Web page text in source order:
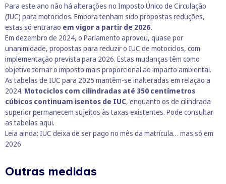
Para este ano não há alterações no Imposto Único de Circulação
(IUC) para motociclos. Embora tenham sido propostas reduções,
estas só entrarão em vigor a partir de 2026.
Em dezembro de 2024, o Parlamento aprovou, quase por
unanimidade, propostas para reduzir o IUC de motociclos, com
implementação prevista para 2026. Estas mudanças têm como
objetivo tornar o imposto mais proporcional ao impacto ambiental.
As tabelas de IUC para 2025 mantêm-se inalteradas em relação a
2024. Motociclos com cilindradas até 350 centímetros
cúbicos continuam isentos de IUC, enquanto os de cilindrada
superior permanecem sujeitos às taxas existentes. Pode consultar
as tabelas aqui.
Leia ainda: IUC deixa de ser pago no mês da matrícula… mas só em
2026
Outras medidas